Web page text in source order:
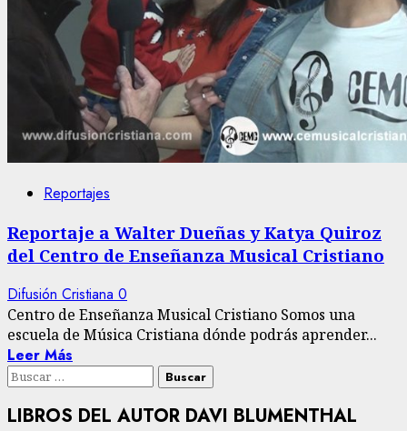
Reportajes
Reportaje a Walter Dueñas y Katya Quiroz
del Centro de Enseñanza Musical Cristiano
Difusión Cristiana 0
Centro de Enseñanza Musical Cristiano Somos una
escuela de Música Cristiana dónde podrás aprender...
Leer Más
Buscar:
LIBROS DEL AUTOR DAVI BLUMENTHAL